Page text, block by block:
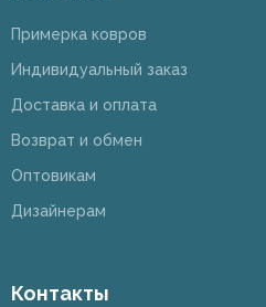
Примерка ковров
Индивидуальный заказ
Доставка и оплата
Возврат и обмен
Оптовикам
Дизайнерам
Контакты